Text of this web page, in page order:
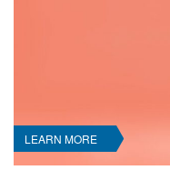
LEARN MORE